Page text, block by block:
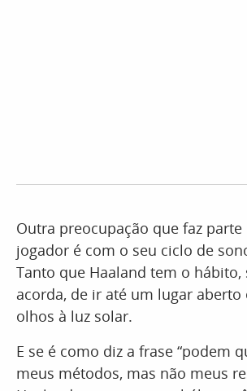
Outra preocupação que faz
jogador é com o seu ciclo de
Tanto que Haaland tem o hábito,
acorda, de ir até um lugar aberto
olhos à luz solar.
E se é como diz a frase “podem
meus métodos, mas não meus